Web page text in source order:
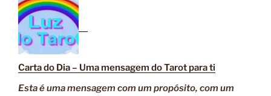
Carta do Dia – Uma mensagem do Tarot para ti
Esta é uma mensagem com um propósito, com um